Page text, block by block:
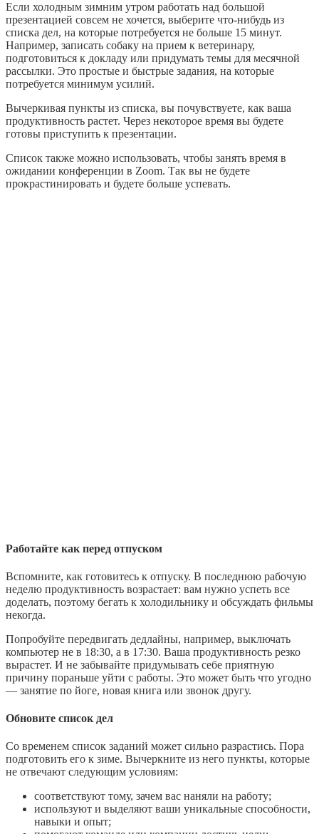
Если холодным зимним утром работать над большой
презентацией совсем не хочется, выберите что-нибудь из
списка дел, на которые потребуется не больше 15 минут.
Например, записать собаку на прием к ветеринару,
подготовиться к докладу или придумать темы для месячной
рассылки. Это простые и быстрые задания, на которые
потребуется минимум усилий.
Вычеркивая пункты из списка, вы почувствуете, как ваша
продуктивность растет. Через некоторое время вы будете
готовы приступить к презентации.
Список также можно использовать, чтобы занять время в
ожидании конференции в Zoom. Так вы не будете
прокрастинировать и будете больше успевать.
Работайте как перед отпуском
Вспомните, как готовитесь к отпуску. В последнюю рабочую
неделю продуктивность возрастает: вам нужно успеть все
доделать, поэтому бегать к холодильнику и обсуждать фильмы
некогда.
Попробуйте передвигать дедлайны, например, выключать
компьютер не в 18:30, а в 17:30. Ваша продуктивность резко
вырастет. И не забывайте придумывать себе приятную
причину пораньше уйти с работы. Это может быть что угодно
— занятие по йоге, новая книга или звонок другу.
Обновите список дел
Со временем список заданий может сильно разрастись. Пора
подготовить его к зиме. Вычеркните из него пункты, которые
не отвечают следующим условиям:
соответствуют тому, зачем вас наняли на работу;
используют и выделяют ваши уникальные способности,
навыки и опыт;